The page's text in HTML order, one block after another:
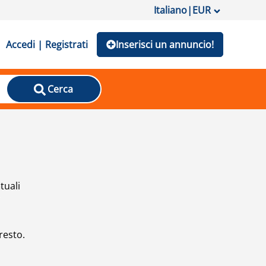
Italiano|EUR
Accedi | Registrati Inserisci un annuncio!
Cerca